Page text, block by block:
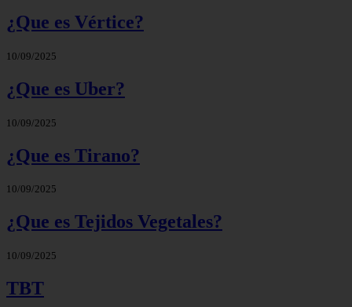
¿Que es Vértice?
10/09/2025
¿Que es Uber?
10/09/2025
¿Que es Tirano?
10/09/2025
¿Que es Tejidos Vegetales?
10/09/2025
TBT